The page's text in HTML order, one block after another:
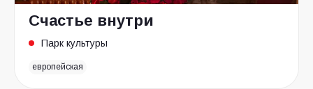
Счастье внутри
Парк культуры
европейская